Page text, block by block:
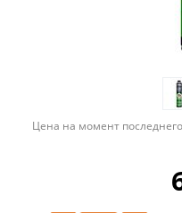
Цена на момент